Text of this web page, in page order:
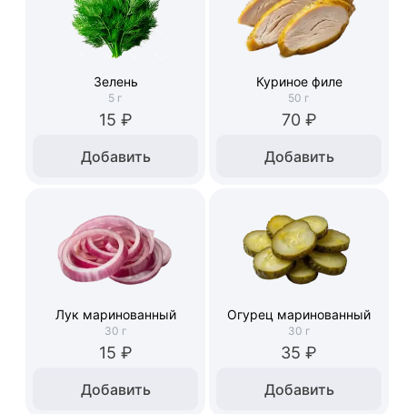
Зелень
5 г
15 ₽
Добавить
Куриное филе
50 г
70 ₽
Добавить
Лук маринованный
30 г
15 ₽
Добавить
Огурец маринованный
30 г
35 ₽
Добавить